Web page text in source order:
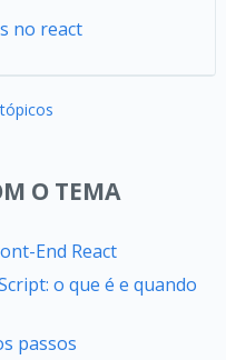
no react
O TEMA
End React
o que é e quando
passos